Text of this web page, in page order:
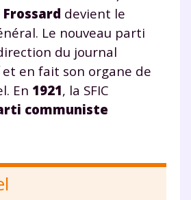
devient le
Le nouveau parti
du journal
et en fait son organe de
En 1921, la SFIC
communiste
scolaire ?
24h notre
de soutien